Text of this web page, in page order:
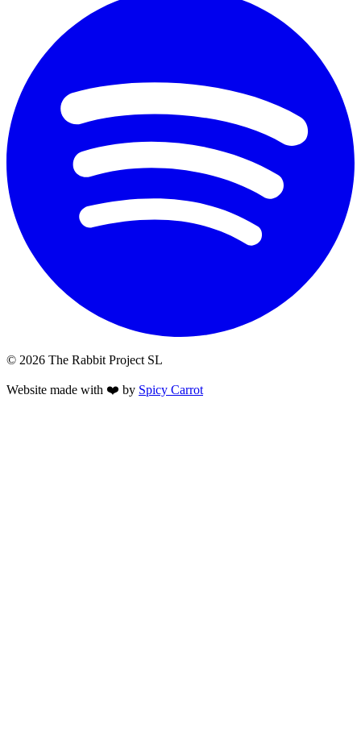
© 2026 The Rabbit Project SL
Website made with ❤️ by Spicy Carrot